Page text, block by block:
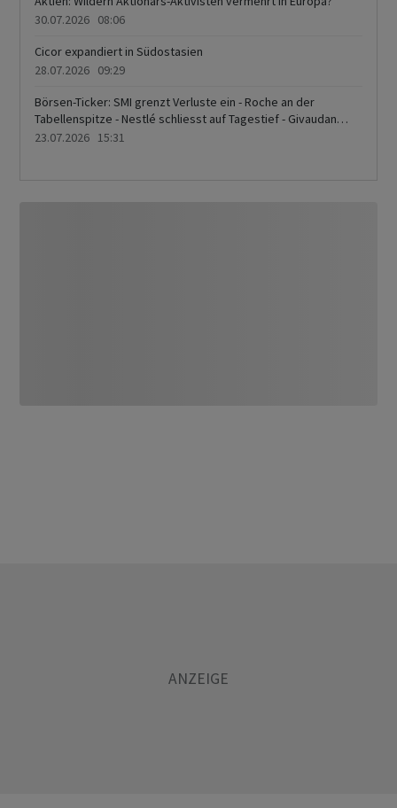
30.07.2026 08:06
Cicor expandiert in Südostasien
28.07.2026 09:29
Börsen-Ticker: SMI grenzt Verluste ein - Roche an der
Tabellenspitze - Nestlé schliesst auf Tagestief - Givaudan
schwach - Höhere Ölpreise und Bondrenditen belasten
23.07.2026 15:31